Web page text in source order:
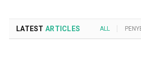
LATEST ARTICLES ALL